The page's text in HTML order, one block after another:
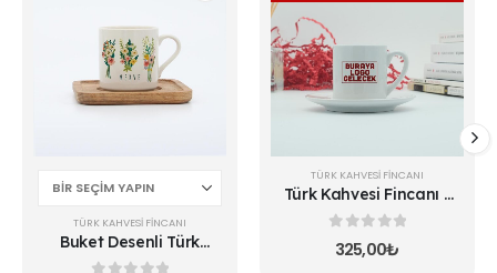
varyasyonu
Seçenekler
TÜRK KAHVESI FINCANI
Buket Desenli Türk
Kahvesi Fincanı
TÜRK KAHVESI FINCANI
Türk Kahvesi Fincanı 1
Adet
05 üzerinden
325,00₺